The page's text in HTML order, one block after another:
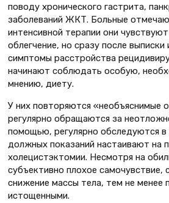
поводу хронического гастрита,
заболеваний ЖКТ. Больные
интенсивной терапии они
облегчение, но сразу после выписки
симптомы расстройства
начинают соблюдать особую,
мнению, диету.
У них повторяются «необъяснимые
регулярно обращаются за
помощью, регулярно обследуются в
должных показаний настаивают на
холецистэктомии. Несмотря на
субъективно плохое самочувствие,
снижение массы тела, тем не менее
истощенными.